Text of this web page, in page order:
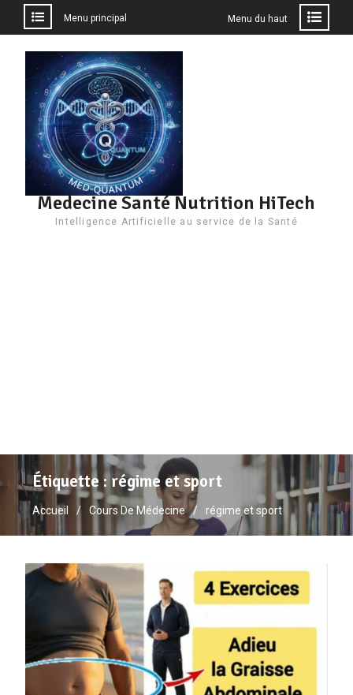
contenu
Menu principal Menu du haut
Medecine Santé Nutrition HiTech
Intelligence Artificielle au service de la Santé
Étiquette : régime et sport
Accueil Cours De Médecine régime et sport